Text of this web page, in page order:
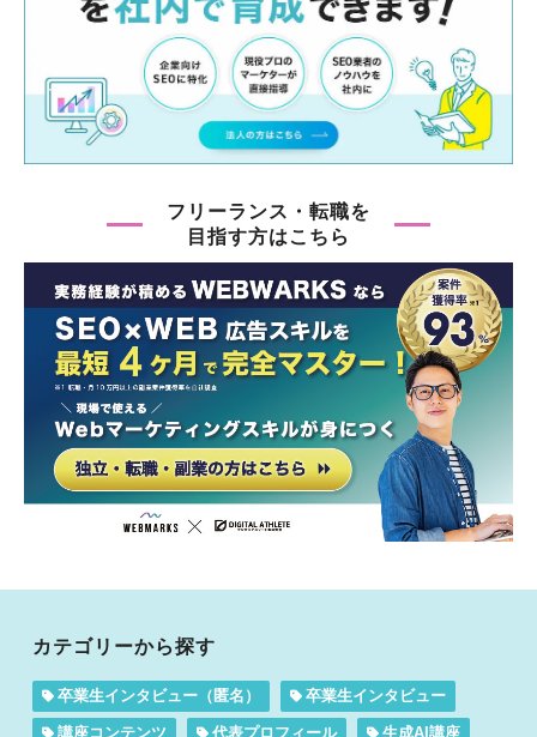
フリーランス・転職を
目指す方はこちら
カテゴリーから探す
卒業生インタビュー（匿名） 卒業生インタビュー
講座コンテンツ 代表プロフィール 生成AI講座